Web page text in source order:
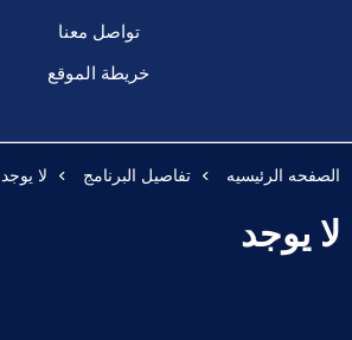
تواصل معنا
خريطة الموقع
الصفحه الرئيسيه تفاصيل البرنامج لا يوجد
لا يوجد